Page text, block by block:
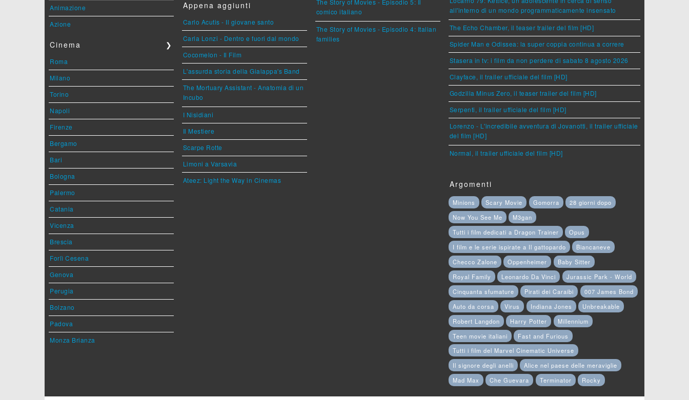
Animazione
Azione
Cinema ❯
Roma
Milano
Torino
Napoli
Firenze
Bergamo
Bari
Bologna
Palermo
Catania
Vicenza
Brescia
Forlì Cesena
Genova
Perugia
Bolzano
Padova
Monza Brianza
Appena aggiunti
Carlo Acutis - Il giovane santo
Carla Lonzi - Dentro e fuori dal mondo
Cocomelon - Il Film
L'assurda storia della Gialappa's Band
The Mortuary Assistant - Anatomia di un
Incubo
I Nisidiani
Il Mestiere
Scarpe Rotte
Limoni a Varsavia
Ateez: Light the Way in Cinemas
The Story of Movies - Episodio 5: Il
comico italiano
The Story of Movies - Episodio 4: Italian
families
all'interno di un mondo programmaticamente insensato
The Echo Chamber, il teaser trailer del film [HD]
Spider Man e Odissea: la super coppia continua a correre
Stasera in tv: i film da non perdere di sabato 8 agosto 2026
Clayface, il trailer ufficiale del film [HD]
Godzilla Minus Zero, il teaser trailer del film [HD]
Serpenti, il trailer ufficiale del film [HD]
Lorenzo - L'incredibile avventura di Jovanotti, il trailer ufficiale
del film [HD]
Normal, il trailer ufficiale del film [HD]
Argomenti
Minions Scary Movie Gomorra
28 giorni dopo
Now You See Me
M3gan
Tutti i film dedicati a Dragon Trainer
Opus
I film e le serie ispirate a Il gattopardo
Biancaneve
Checco Zalone
Oppenheimer
Baby Sitter
Royal Family
Leonardo Da Vinci
Jurassic Park - World
Cinquanta sfumature
Pirati dei Caraibi
007 James Bond
Auto da corsa
Virus Indiana Jones
Unbreakable
Robert Langdon
Harry Potter
Millennium
Teen movie italiani
Fast and Furious
Tutti i film del Marvel Cinematic Universe
Il signore degli anelli
Alice nel paese delle meraviglie
Mad Max
Che Guevara Terminator Rocky